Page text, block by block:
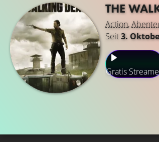
THE
Action,
Seit3.
Gratis